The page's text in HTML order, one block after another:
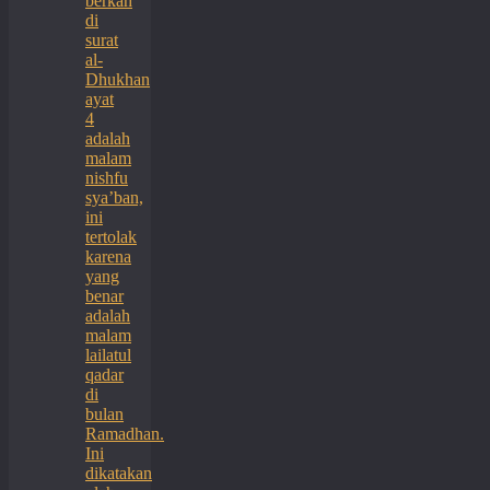
di
surat
al-
Dhukhan
ayat
4
adalah
malam
nishfu
sya’ban,
ini
tertolak
karena
yang
benar
adalah
malam
lailatul
qadar
di
bulan
Ramadhan.
Ini
dikatakan